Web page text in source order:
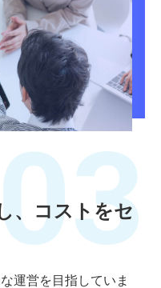
、コストをセ
運営を目指していま